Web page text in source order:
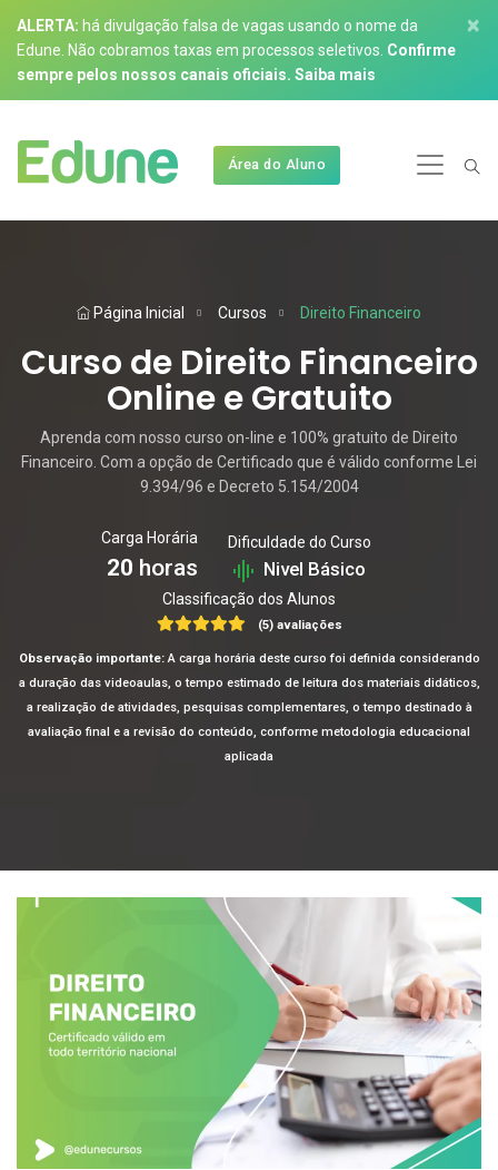
ALERTA: há divulgação falsa de vagas usando o nome da
Edune. Não cobramos taxas em processos seletivos. Confirme
sempre pelos nossos canais oficiais. Saiba mais
×
Área do Aluno
Página Inicial Cursos Direito Financeiro
Curso de Direito Financeiro
Online e Gratuito
Aprenda com nosso curso on-line e 100% gratuito de Direito
Financeiro. Com a opção de Certificado que é válido conforme Lei
9.394/96 e Decreto 5.154/2004
Carga Horária
20 horas
Dificuldade do Curso
Nivel Básico
Classificação dos Alunos
(5) avaliações
Observação importante:A carga horária deste curso foi definida considerando
a duração das videoaulas, o tempo estimado de leitura dos materiais didáticos,
a realização de atividades, pesquisas complementares, o tempo destinado à
avaliação final e a revisão do conteúdo, conforme metodologia educacional
aplicada